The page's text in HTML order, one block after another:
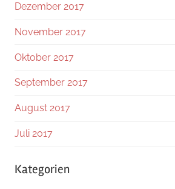
Dezember 2017
November 2017
Oktober 2017
September 2017
August 2017
Juli 2017
Kategorien